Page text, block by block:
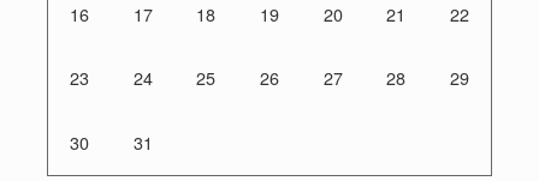
16 17 18 19 20 21 22
23 24 25 26 27 28 29
30 31